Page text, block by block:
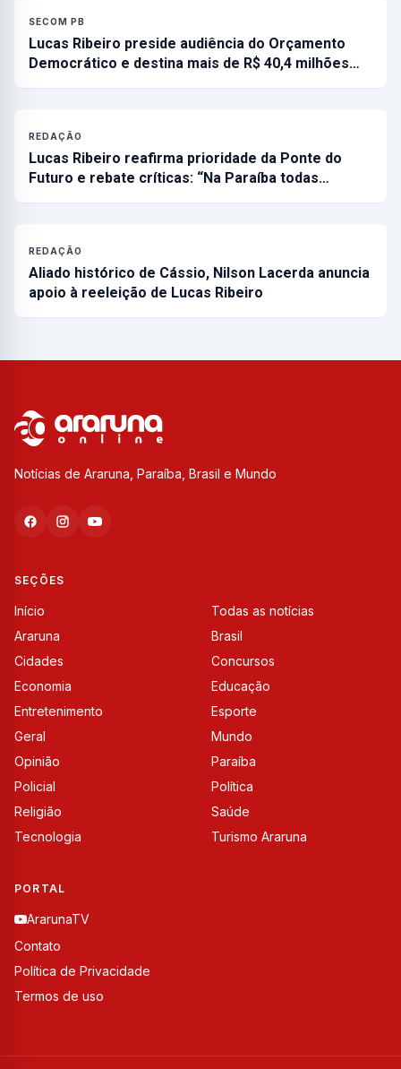
SECOM PB
Lucas Ribeiro preside audiência do Orçamento
Democrático e destina mais de R$ 40,4 milhões…
REDAÇÃO
Lucas Ribeiro reafirma prioridade da Ponte do
Futuro e rebate críticas: “Na Paraíba todas…
REDAÇÃO
Aliado histórico de Cássio, Nilson Lacerda anuncia
apoio à reeleição de Lucas Ribeiro
Notícias de Araruna, Paraíba, Brasil e Mundo
SEÇÕES
Início
Todas as notícias
Araruna
Brasil
Cidades
Concursos
Economia
Educação
Entretenimento
Esporte
Geral
Mundo
Opinião
Paraíba
Policial
Política
Religião
Saúde
Tecnologia
Turismo Araruna
PORTAL
ArarunaTV
Contato
Política de Privacidade
Termos de uso